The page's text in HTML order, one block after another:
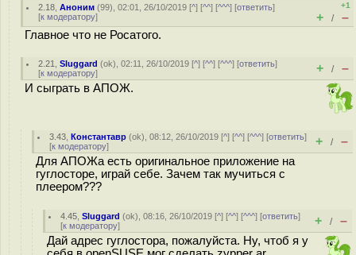
2.18 ,Аноним (99), 02:01, 26/10/2019 [^] [^^] [^^^] [ответить]
[к модератору]
+1
+ / –
Главное что не Росатого.
2.21 ,Sluggard (ok), 02:11, 26/10/2019 [^] [^^] [^^^] [ответить]
[к модератору] + / –
И сыграть в АПОЖ.
3.43 ,Константавр (ok), 08:12, 26/10/2019 [^] [^^] [^^^] [ответить]
[к модератору] + / –
Для АПОЖа есть оригинальное приложение на
гуглосторе, играй себе. Зачем так мучиться с
плеером???
4.45 ,Sluggard (ok), 08:16, 26/10/2019 [^] [^^] [^^^] [ответить]
[к модератору] + / –
Дай адрес гуглостора, пожалуйста. Ну, чтоб я у